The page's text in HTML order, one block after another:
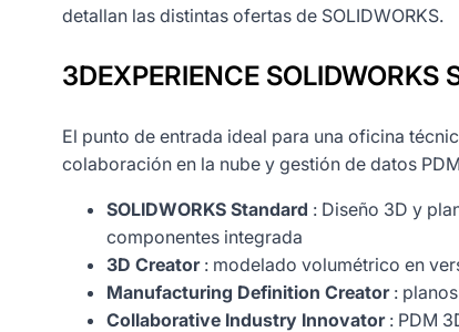
detallan las distintas ofertas de SOLIDWORKS.
3DEXPERIENCE
El punto de entrada ideal para una oficina
colaboración en la nube y gestión de datos
SOLIDWORKS Standard : Diseño 3D y
componentes integrada
3D Creator: modelado volumétrico en
Manufacturing Definition Creator:
Collaborative Industry Innovator: PDM